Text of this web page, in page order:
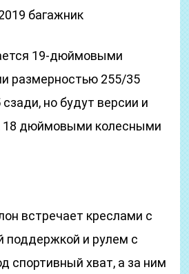
багажник
19-дюймовыми
размерностью 255/35
но будут версии и
18 дюймовыми колесными
встречает креслами с
поддержкой и рулем с
спортивный хват, а за ним